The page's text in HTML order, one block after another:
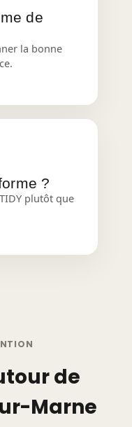
de
la bonne
?
plutôt que
de
Marne